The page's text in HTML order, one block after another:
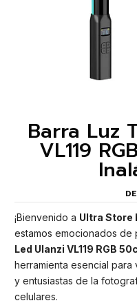
Barra Luz
VL119
¡Bienvenido a Ultra Store
estamos emocionados de
Led Ulanzi VL119 RGB
herramienta esencial
y entusiastas de la
celulares.